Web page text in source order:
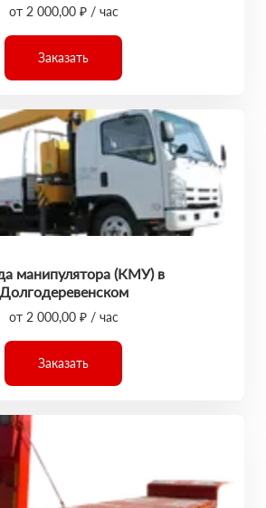
от 2 000,00 ₽ / час
Заказать
манипулятора (КМУ) в
Долгодеревенском
от 2 000,00 ₽ / час
Заказать